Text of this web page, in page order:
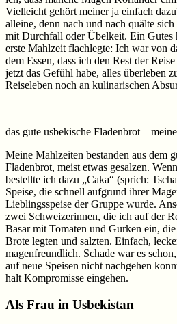
Vielleicht gehört meiner ja einfach
alleine, denn nach und nach quälte
mit Durchfall oder Übelkeit. Ein Gutes
erste Mahlzeit flachlegte: Ich war von
dem Essen, dass ich den Rest der
jetzt das Gefühl habe, alles überleben
Reiseleben noch an kulinarischen
das gute usbekische Fladenbrot –
Meine Mahlzeiten bestanden aus dem
Fladenbrot, meist etwas gesalzen.
bestellte ich dazu „Caka“ (sprich:
Speise, die schnell aufgrund ihrer
Lieblingsspeise der Gruppe wurde.
zwei Schweizerinnen, die ich auf der
Basar mit Tomaten und Gurken ein,
Brote legten und salzten. Einfach,
magenfreundlich. Schade war es
auf neue Speisen nicht nachgehen
halt Kompromisse eingehen.
Als Frau in Usbekistan